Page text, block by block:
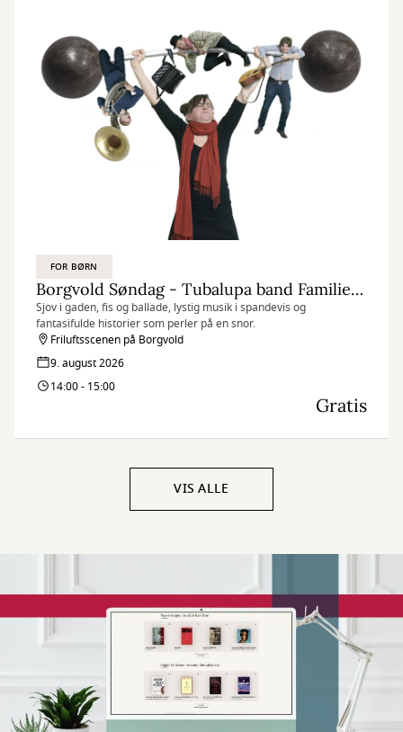
FOR BØRN
Borgvold Søndag - Tubalupa band Familiekoncert
Sjov i gaden, fis og ballade, lystig musik i spandevis og
fantasifulde historier som perler på en snor.
Friluftsscenen på Borgvold
9. august 2026
14:00 - 15:00
Gratis
VIS ALLE